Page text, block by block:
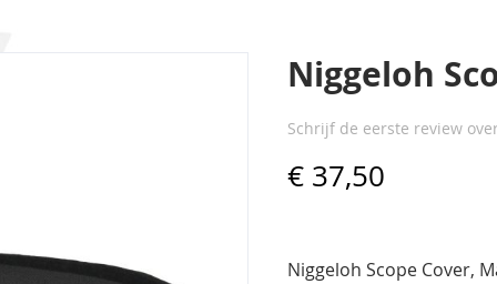
Niggeloh
Schrijf de eerste review
€ 37,50
Niggeloh Scope Cover,